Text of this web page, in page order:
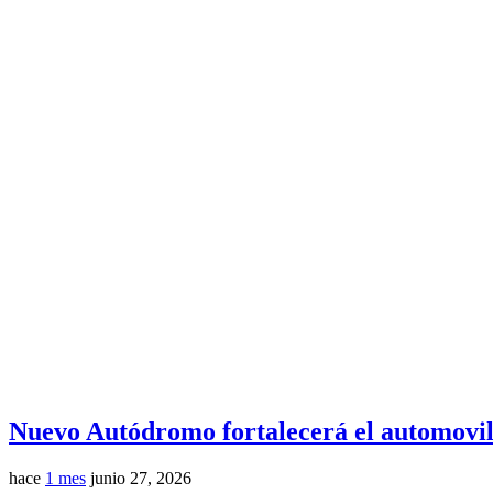
Nuevo Autódromo fortalecerá el
hace 1 mes junio 27, 2026